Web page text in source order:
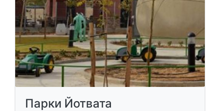
Парки Йотвата